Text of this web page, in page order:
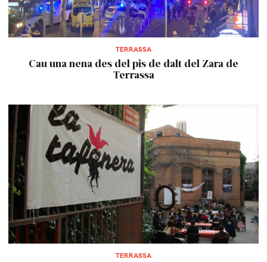
TERRASSA
Cau una nena des del pis de dalt del Zara de
Terrassa
TERRASSA